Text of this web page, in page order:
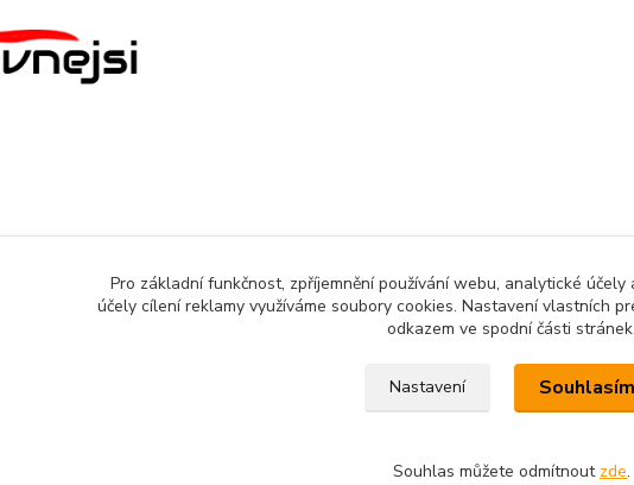
Pro základní funkčnost, zpříjemnění používání webu, analytické
účely cílení reklamy využíváme soubory cookies. Nastavení vlastních
odkazem ve spodní části stránek.
Nastavení Souhlasím
Souhlas můžete odmítnout zde.